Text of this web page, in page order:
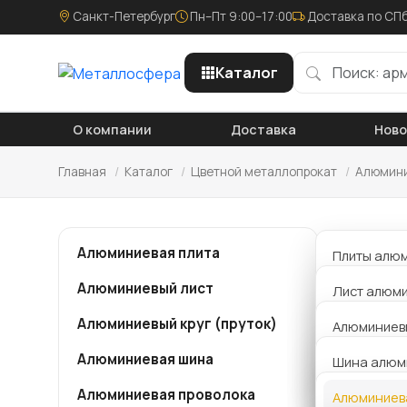
Санкт-Петербург Пн–Пт 9:00–17:00 Доставка по
Каталог
О компании Доставка
Главная / Каталог / Цветной металлопрокат /
Алюминиевая плита
Плиты
Плиты
Плиты
Плита
Алюминиевый лист
Лист
Лист
Толщина
Толщина 1
Алюминиевый круг (пруток)
АМГ5
Алюминиевая шина
Шина
Алюминиевая проволока